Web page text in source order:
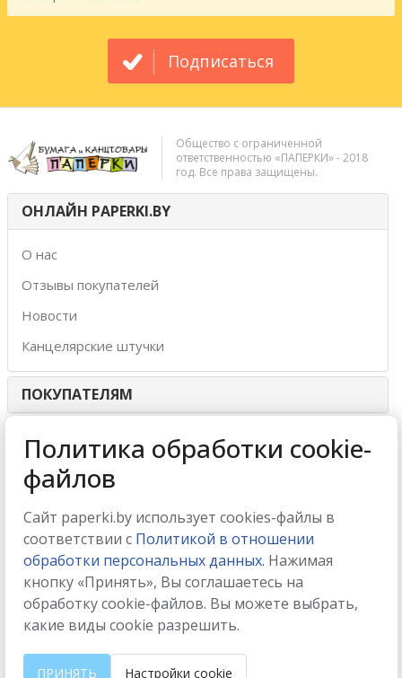
Подписаться
Общество с ограниченной
ответственностью «ПАПЕРКИ» - 2018
год. Все права защищены.
ОНЛАЙН PAPERKI.BY
О нас
Отзывы покупателей
Новости
Канцелярские штучки
ПОКУПАТЕЛЯМ
ИНТЕРНЕТ-МАГАЗИН
МЫ ПРИНИМАЕМ
МЫ В СОЦСЕТЯХ
Политика обработки cookie-
файлов
Сайт paperki.by использует cookies-файлы в
соответствии с Политикой в отношении
обработки персональных данных. Нажимая
кнопку «Принять», Вы соглашаетесь на
обработку cookie-файлов. Вы можете выбрать,
какие виды cookie разрешить.
ПРИНЯТЬ Настройки cookie